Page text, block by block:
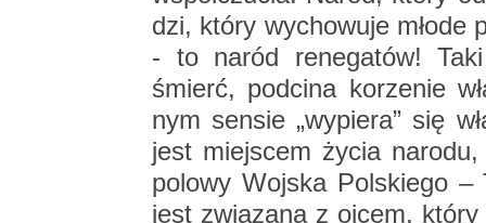
dzi, który wy­cho­wu­je młode
- to naród re­ne­ga­tów!
śmierć, pod­ci­na ko­rze­nie
nym sen­sie „wy­pie­ra” się
jest miej­scem życia
po­lo­wy Woj­ska Pol­skie­go –
jest zwią­za­na z ojcem,